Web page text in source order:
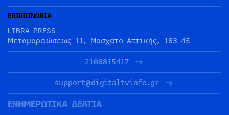
ΕΠΙΚΟΙΝΩΝΙΑ
LIBRA PRESS
Μεταμορφώσεως 11, Μοσχάτο Αττικής, 183 45
2108815417
support@digitaltvinfo.gr
ΕΝΗΜΕΡΩΤΙΚΑ ΔΕΛΤΙΑ